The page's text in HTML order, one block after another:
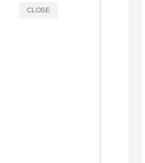
CLOSE